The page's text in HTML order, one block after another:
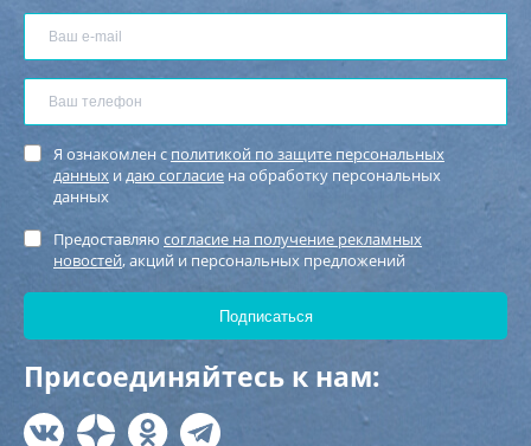
Я ознакомлен с политикой по защите персональных
данных идаю согласие на обработку персональных
данных
Предоставляю согласие на получение рекламных
новостей, акций и персональных предложений
Присоединяйтесь к нам: